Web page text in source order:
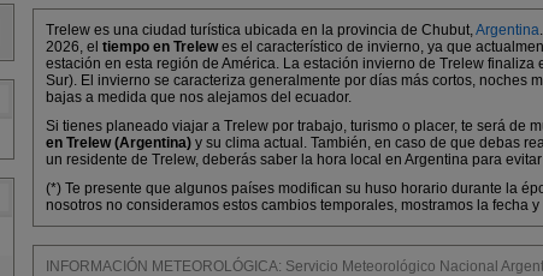
Trelew es una ciudad turística ubicada en la provincia de Chubut,Argentina
2026, el tiempo en Trelewes el característico de invierno, ya que
estación en esta región de América. La estación invierno de Trelew finaliza
Sur). El invierno se caracteriza generalmente por días más cortos, noches
bajas a medida que nos alejamos del ecuador.
Si tienes planeado viajar a Trelew por trabajo, turismo o placer, te será de
en Trelew (Argentina) y su clima actual. También, en caso de que debas
un residente de Trelew, deberás saber la hora local en Argentina para
(*) Te presente que algunos países modifican su huso horario durante la
nosotros no consideramos estos cambios temporales, mostramos la fecha
INFORMACIÓN METEOROLÓGICA: Servicio Meteorológico Nacional